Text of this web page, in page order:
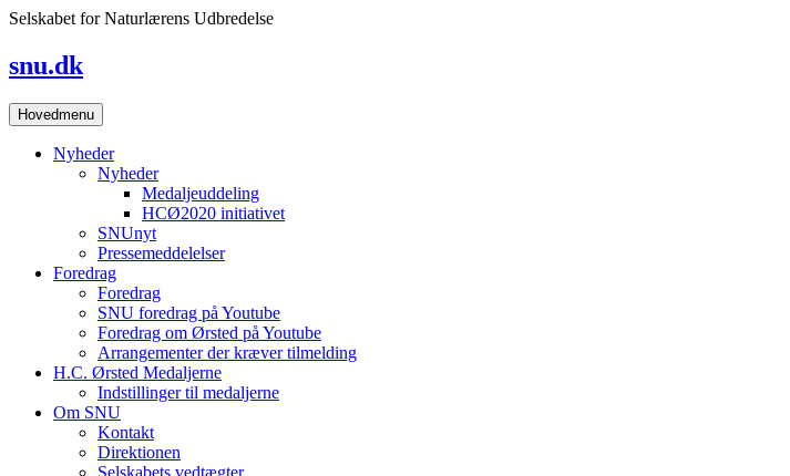
Skip
Selskabet for Naturlærens Udbredelse
snu.dk
Hovedmenu
Nyheder
Nyheder
Medaljeuddeling
HCØ2020 initiativet
SNUnyt
Pressemeddelelser
Foredrag
Foredrag
SNU foredrag på Youtube
Foredrag om Ørsted på Youtube
Arrangementer der kræver tilmelding
H.C. Ørsted Medaljerne
Indstillinger til medaljerne
Om SNU
Kontakt
Direktionen
Selskabets vedtægter